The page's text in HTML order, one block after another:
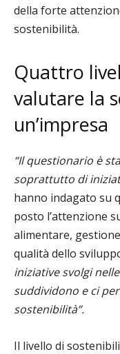
della forte
sostenibilità.
Quattro
valutare la
un’impresa
“Il questionario è
soprattutto di
hanno indagato su
posto l’attenzione
alimentare,
qualità dello
iniziative svolgi
suddividono e ci
sostenibilità”.
Il livello di